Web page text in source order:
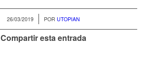
26/03/2019
/ POR UTOPIAN
Compartir esta entrada